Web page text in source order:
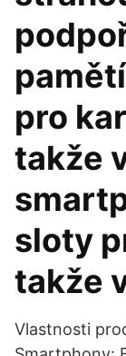
pro
takže
sloty
takže
Vlastnosti